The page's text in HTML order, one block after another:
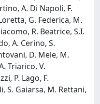
A. Di Napoli, F.
G. Federica, M.
R. Beatrice, S.I.
A. Cerino, S.
D. Mele, M.
Triarico, V.
P. Lago, F.
S. Gaiarsa, M. Rettani,